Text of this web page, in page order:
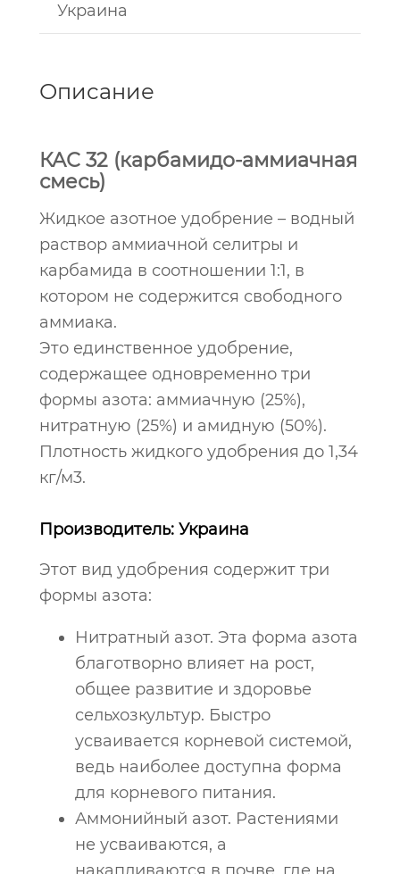
Украина
Описание
КАС 32 (карбамидо-аммиачная
смесь)
Жидкое азотное удобрение – водный
раствор аммиачной селитры и
карбамида в соотношении 1:1, в
котором не содержится свободного
аммиака.
Это единственное удобрение,
содержащее одновременно три
формы азота: аммиачную (25%),
нитратную (25%) и амидную (50%).
Плотность жидкого удобрения до 1,34
кг/м3.
Производитель: Украина
Этот вид удобрения содержит три
формы азота:
Нитратный азот. Эта форма азота
благотворно влияет на рост,
общее развитие и здоровье
сельхозкультур. Быстро
усваивается корневой системой,
ведь наиболее доступна форма
для корневого питания.
Аммонийный азот. Растениями
не усваиваются, а